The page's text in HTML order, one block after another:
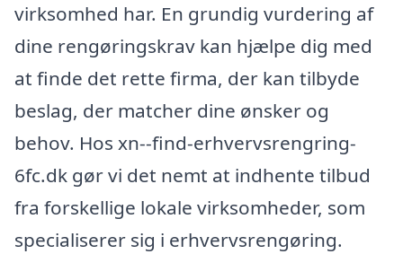
virksomhed har. En grundig vurdering af
dine rengøringskrav kan hjælpe dig med
at finde det rette firma, der kan tilbyde
beslag, der matcher dine ønsker og
behov. Hos xn--find-erhvervsrengring-
6fc.dk gør vi det nemt at indhente tilbud
fra forskellige lokale virksomheder, som
specialiserer sig i erhvervsrengøring.